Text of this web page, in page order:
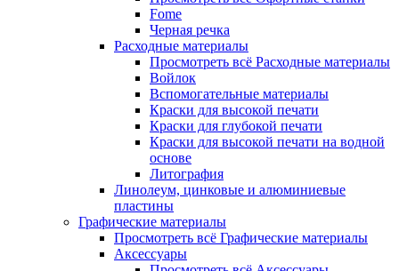
Fome
Черная речка
Расходные материалы
Просмотреть всё Расходные материалы
Войлок
Вспомогательные материалы
Краски для высокой печати
Краски для глубокой печати
Краски для высокой печати на водной
основе
Литография
Линолеум, цинковые и алюминиевые
пластины
Графические материалы
Просмотреть всё Графические материалы
Аксессуары